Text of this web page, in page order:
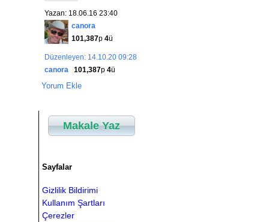
Yazan: 18.06.16 23:40
canora
101,387p 4ü
Düzenleyen: 14.10.20 09:28
canora
101,387p 4ü
Yorum Ekle
Makale Yaz
Sayfalar
Gizlilik Bildirimi
Kullanım Şartları
Çerezler